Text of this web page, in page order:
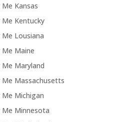
Kansas
Kentucky
Lousiana
Maine
Maryland
Massachusetts
Michigan
Minnesota